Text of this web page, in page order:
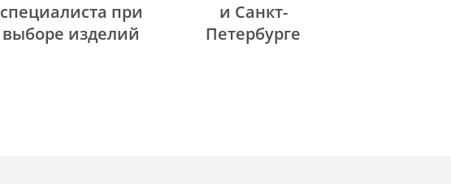
специалиста при
выборе изделий
и Санкт-
Петербурге